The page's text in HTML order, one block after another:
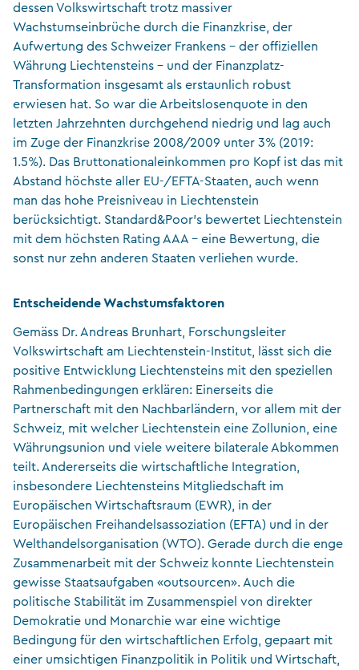
dessen Volkswirtschaft trotz massiver
Wachstumseinbrüche durch die Finanzkrise, der
Aufwertung des Schweizer Frankens – der offiziellen
Währung Liechtensteins – und der Finanzplatz-
Transformation insgesamt als erstaunlich robust
erwiesen hat. So war die Arbeitslosenquote in den
letzten Jahrzehnten durchgehend niedrig und lag auch
im Zuge der Finanzkrise 2008/2009 unter 3% (2019:
1.5%). Das Bruttonationaleinkommen pro Kopf ist das mit
Abstand höchste aller EU-/EFTA-Staaten, auch wenn
man das hohe Preisniveau in Liechtenstein
berücksichtigt. Standard&Poor’s bewertet Liechtenstein
mit dem höchsten Rating AAA – eine Bewertung, die
sonst nur zehn anderen Staaten verliehen wurde.
Entscheidende Wachstumsfaktoren
Gemäss Dr. Andreas Brunhart, Forschungsleiter
Volkswirtschaft am Liechtenstein-Institut, lässt sich die
positive Entwicklung Liechtensteins mit den speziellen
Rahmenbedingungen erklären: Einerseits die
Partnerschaft mit den Nachbarländern, vor allem mit der
Schweiz, mit welcher Liechtenstein eine Zollunion, eine
Währungsunion und viele weitere bilaterale Abkommen
teilt. Andererseits die wirtschaftliche Integration,
insbesondere Liechtensteins Mitgliedschaft im
Europäischen Wirtschaftsraum (EWR), in der
Europäischen Freihandelsassoziation (EFTA) und in der
Welthandelsorganisation (WTO). Gerade durch die enge
Zusammenarbeit mit der Schweiz konnte Liechtenstein
gewisse Staatsaufgaben «outsourcen». Auch die
politische Stabilität im Zusammenspiel von direkter
Demokratie und Monarchie war eine wichtige
Bedingung für den wirtschaftlichen Erfolg, gepaart mit
einer umsichtigen Finanzpolitik in Politik und Wirtschaft,